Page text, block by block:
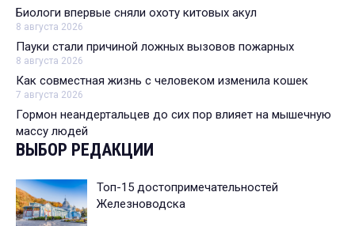
Биологи впервые сняли охоту китовых акул
8 августа 2026
Пауки стали причиной ложных вызовов пожарных
8 августа 2026
Как совместная жизнь с человеком изменила кошек
7 августа 2026
Гормон неандертальцев до сих пор влияет на мышечную
массу людей
ВЫБОР РЕДАКЦИИ
Топ-15 достопримечательностей
Железноводска